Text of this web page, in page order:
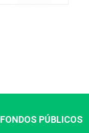
FONDOS PÚBLICOS